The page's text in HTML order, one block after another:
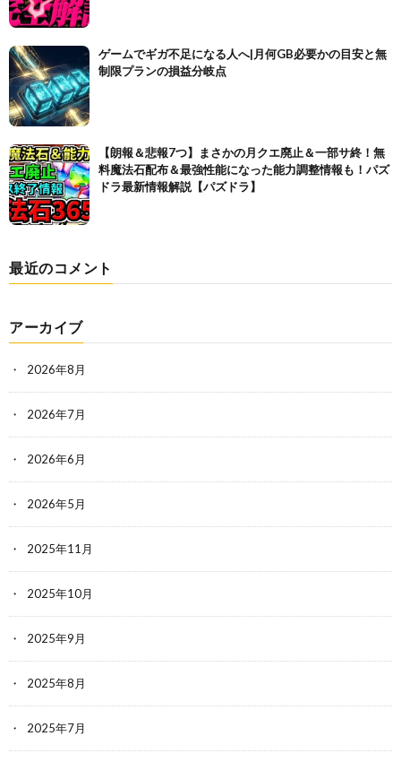
ゲームでギガ不足になる人へ|月何GB必要かの目安と無
制限プランの損益分岐点
【朗報＆悲報7つ】まさかの月クエ廃止＆一部サ終！無
料魔法石配布＆最強性能になった能力調整情報も！パズ
ドラ最新情報解説【パズドラ】
最近のコメント
アーカイブ
2026年8月
2026年7月
2026年6月
2026年5月
2025年11月
2025年10月
2025年9月
2025年8月
2025年7月